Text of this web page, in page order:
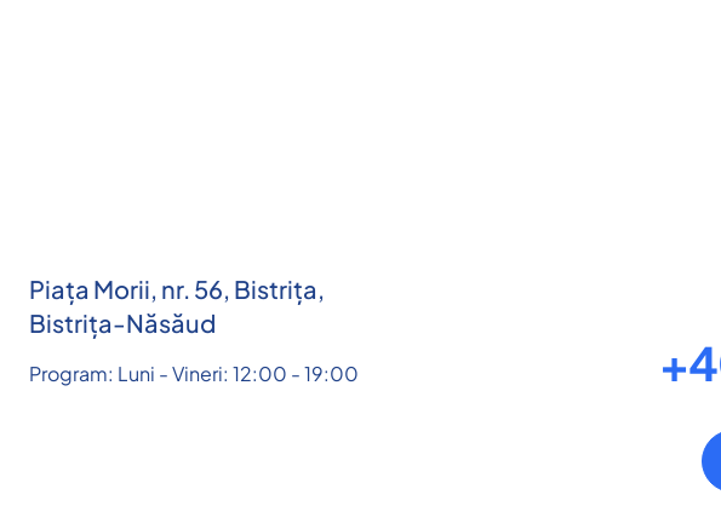
Piața Morii, nr. 56, Bistrița,
Bistrița-Năsăud
Program: Luni - Vineri: 12:00 - 19:00